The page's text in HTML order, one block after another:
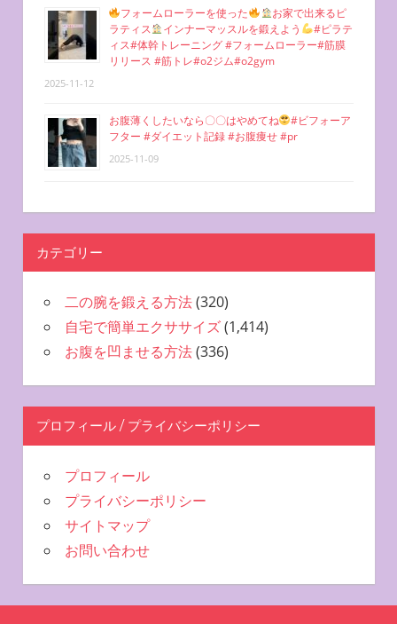
フォームローラーを使った
お家で出来るピ
ラティス
インナーマッスルを鍛えよう
#ピラテ
ィス#体幹トレーニング #フォームローラー#筋膜
リリース #筋トレ#o2ジム#o2gym
2025-11-12
お腹薄くしたいなら〇〇はやめてね
#ビフォーア
フター #ダイエット記録 #お腹痩せ #pr
2025-11-09
カテゴリー
二の腕を鍛える方法(320)
自宅で簡単エクササイズ(1,414)
お腹を凹ませる方法(336)
プロフィール / プライバシーポリシー
プロフィール
プライバシーポリシー
サイトマップ
お問い合わせ